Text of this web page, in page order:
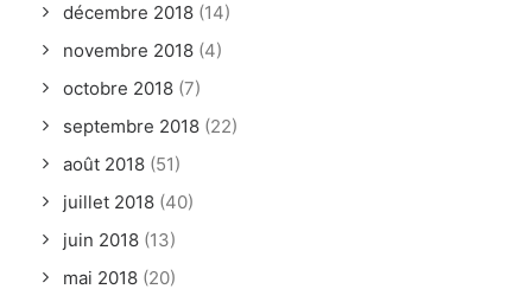
décembre 2018 (14)
novembre 2018 (4)
octobre 2018 (7)
septembre 2018 (22)
août 2018 (51)
juillet 2018 (40)
juin 2018 (13)
mai 2018 (20)